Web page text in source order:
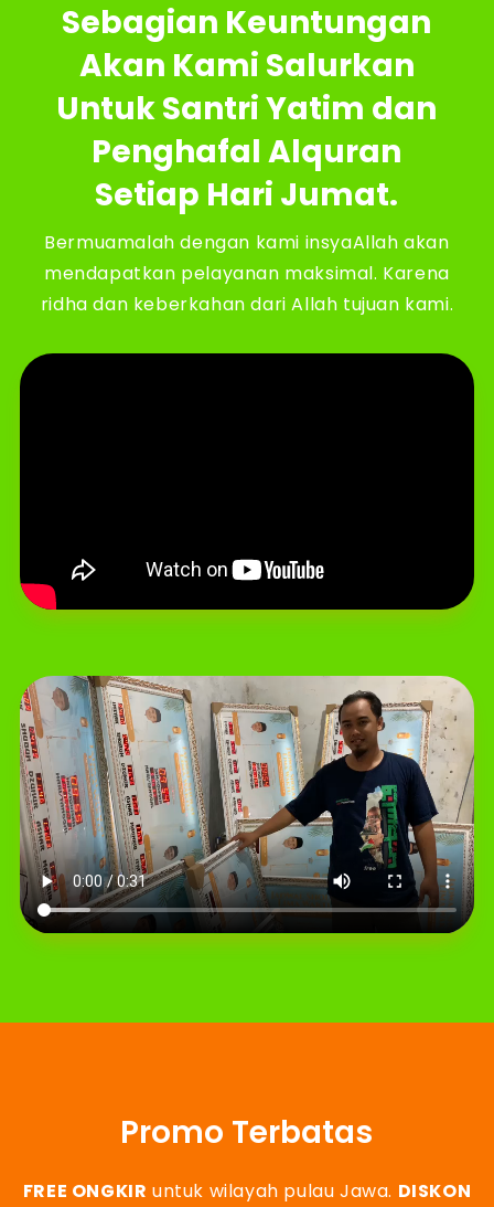
Sebagian Keuntungan
Akan Kami Salurkan
Untuk Santri Yatim dan
Penghafal Alquran
Setiap Hari Jumat.
Bermuamalah dengan kami insyaAllah akan
mendapatkan pelayanan maksimal. Karena
ridha dan keberkahan dari Allah tujuan kami.
Promo Terbatas
FREE ONGKIR untuk wilayah pulau Jawa. DISKON